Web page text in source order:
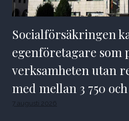
Socialförsäkringen
egenföretagare som
verksamheten utan
med mellan 3 750
7 augusti 2026